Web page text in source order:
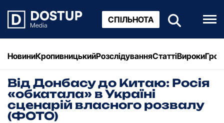
СПІЛЬНОТА
НовиниКропивницькийРозслідуванняСтаттіВироки
Від Донбасу до Китаю: Росія
«обкатала» в Україні
сценарій власного розвалу
(ФОТО)